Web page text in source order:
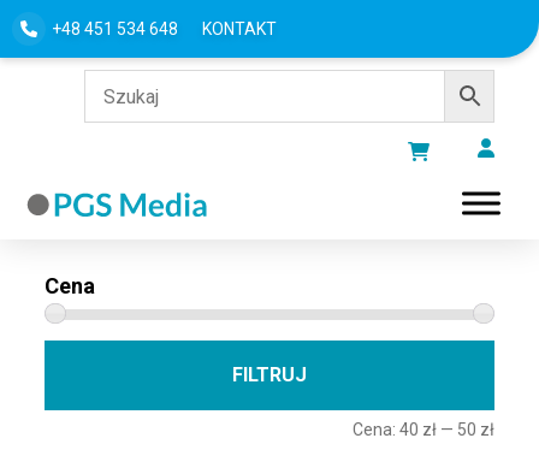
+48 451 534 648 KONTAKT
Filtru według
Cena
FILTRUJ
Cena: 40 zł— 50 zł